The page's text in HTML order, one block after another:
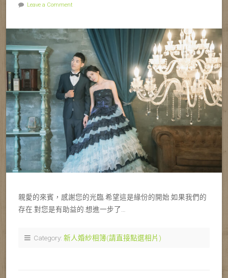
Leave a Comment
親愛的來賓，感謝您的光臨.希望這是緣份的開始.如果我們的
存在.對您是有助益的.想進一步了…
Category: 新人婚紗相簿(請直接點選相片)